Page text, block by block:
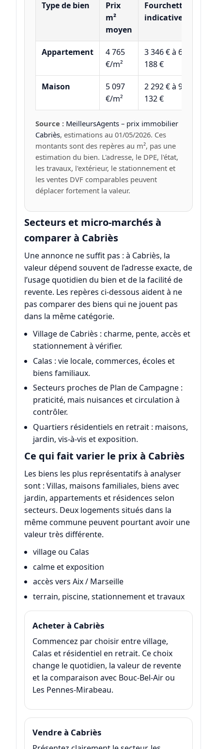
Type de bien
Prix
m²
moyen
Fourchette
indicative
Appartement
4 765
€/m²
3 346 € à 6
188 €
Maison
5 097
€/m²
2 292 € à 9
132 €
Source : MeilleursAgents – prix immobilier
Cabriès, estimations au 01/05/2026. Ces
montants sont des repères au m², pas une
estimation du bien. L'adresse, le DPE, l'état,
les travaux, l'extérieur, le stationnement et
les ventes DVF comparables peuvent
déplacer fortement la valeur.
Secteurs et micro-marchés à
comparer à Cabriès
Une annonce ne suffit pas : à Cabriès, la
valeur dépend souvent de l’adresse exacte, de
l’usage quotidien du bien et de la facilité de
revente. Les repères ci-dessous aident à ne
pas comparer des biens qui ne jouent pas
dans la même catégorie.
Village de Cabriès : charme, pente, accès et
stationnement à vérifier.
Calas : vie locale, commerces, écoles et
biens familiaux.
Secteurs proches de Plan de Campagne :
praticité, mais nuisances et circulation à
contrôler.
Quartiers résidentiels en retrait : maisons,
jardin, vis-à-vis et exposition.
Ce qui fait varier le prix à Cabriès
Les biens les plus représentatifs à analyser
sont : Villas, maisons familiales, biens avec
jardin, appartements et résidences selon
secteurs. Deux logements situés dans la
même commune peuvent pourtant avoir une
valeur très différente.
village ou Calas
calme et exposition
accès vers Aix / Marseille
terrain, piscine, stationnement et travaux
Acheter à Cabriès
Commencez par choisir entre village,
Calas et résidentiel en retrait. Ce choix
change le quotidien, la valeur de revente
et la comparaison avec Bouc-Bel-Air ou
Les Pennes-Mirabeau.
Vendre à Cabriès